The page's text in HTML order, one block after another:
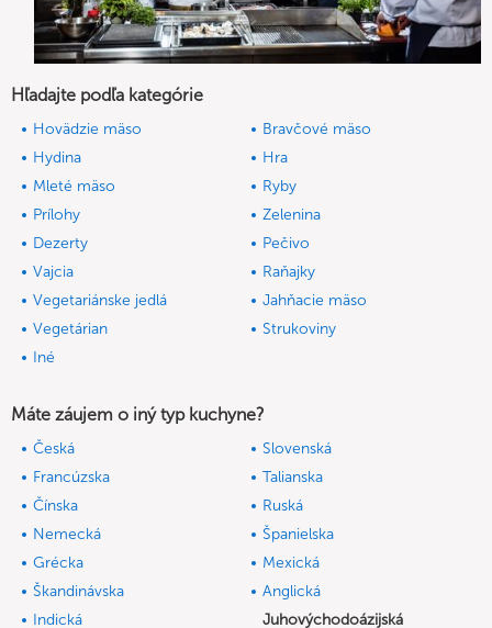
Hľadajte podľa kategórie
Hovädzie mäso
Bravčové mäso
Hydina
Hra
Mleté mäso
Ryby
Prílohy
Zelenina
Dezerty
Pečivo
Vajcia
Raňajky
Vegetariánske jedlá
Jahňacie mäso
Vegetárian
Strukoviny
Iné
Máte záujem o iný typ kuchyne?
Česká
Slovenská
Francúzska
Talianska
Čínska
Ruská
Nemecká
Španielska
Grécka
Mexická
Škandinávska
Anglická
Indická
Juhovýchodoázijská